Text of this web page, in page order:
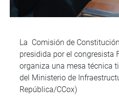
La Comisión de
presidida por el congresista
organiza una mesa técnica
del Ministerio de
República/CCox)